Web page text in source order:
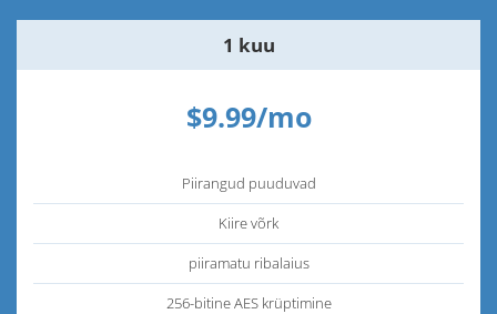
1 kuu
$9.99/mo
Piirangud puuduvad
Kiire võrk
piiramatu ribalaius
256-bitine AES krüptimine